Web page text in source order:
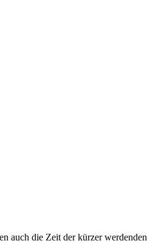
auch die Zeit der kürzer werdenden